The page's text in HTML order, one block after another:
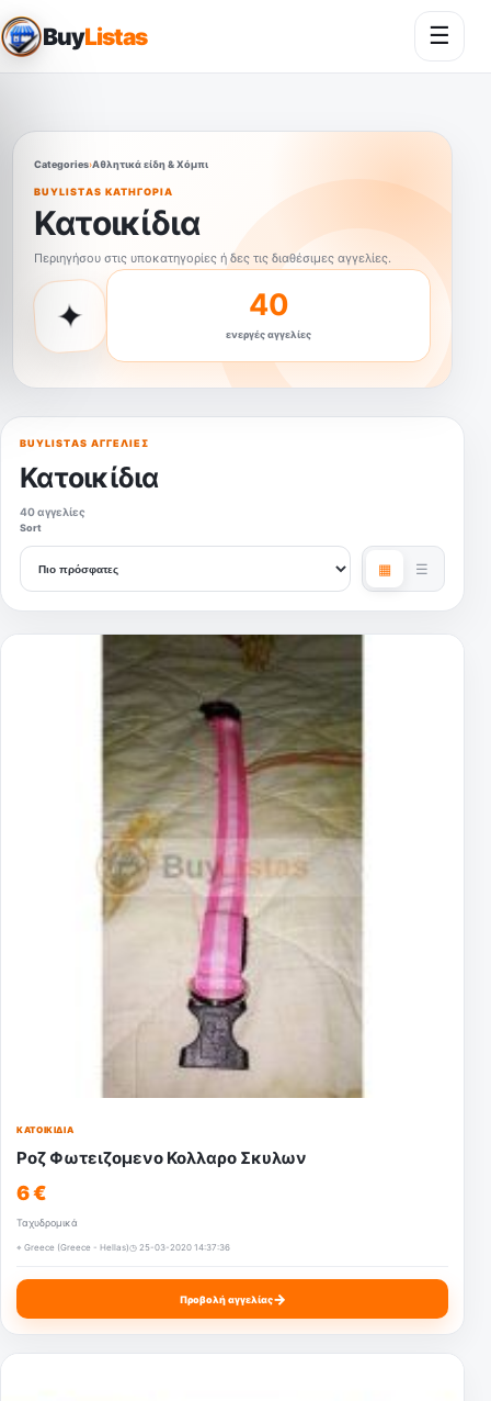
BuyListas ☰
Categories›Αθλητικά είδη & Χόμπι
BUYLISTAS ΚΑΤΗΓΟΡΊΑ
Κατοικίδια
Περιηγήσου στις υποκατηγορίες ή δες τις διαθέσιμες αγγελίες.
✦ 40
ενεργές αγγελίες
BUYLISTAS ΑΓΓΕΛΊΕΣ
Κατοικίδια
40 αγγελίες
Sort
▦ ☰
ΚΑΤΟΙΚΊΔΙΑ
Ροζ Φωτειζομενο Κολλαρο Σκυλων
6 €
Ταχυδρομικά
⌖ Greece (Greece - Hellas)◷ 25-03-2020 14:37:36
Προβολή αγγελίας→